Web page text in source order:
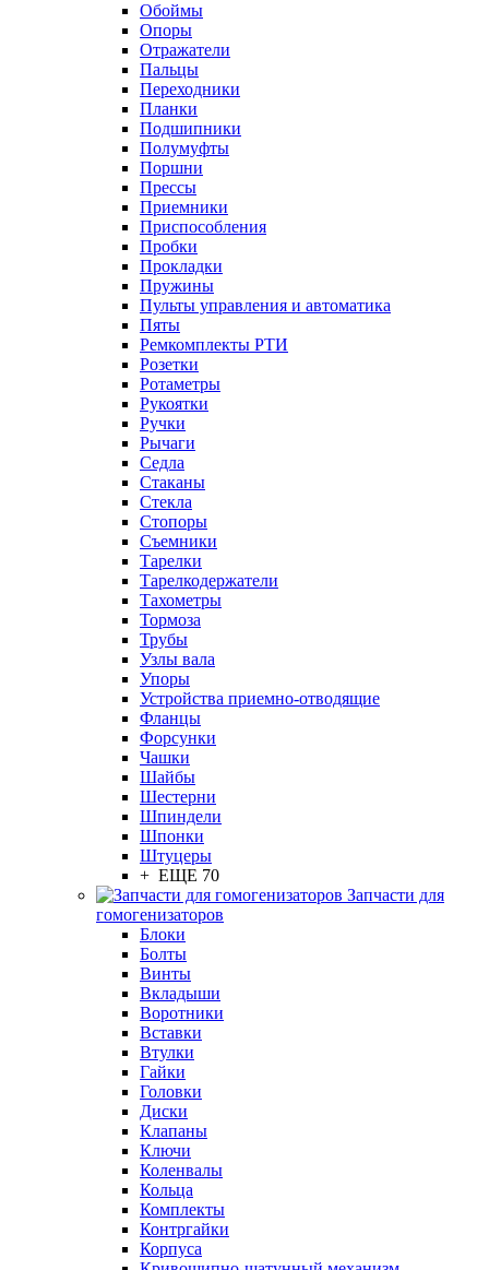
Обоймы
Опоры
Отражатели
Пальцы
Переходники
Планки
Подшипники
Полумуфты
Поршни
Прессы
Приемники
Приспособления
Пробки
Прокладки
Пружины
Пульты управления и автоматика
Пяты
Ремкомплекты РТИ
Розетки
Ротаметры
Рукоятки
Ручки
Рычаги
Седла
Стаканы
Стекла
Стопоры
Съемники
Тарелки
Тарелкодержатели
Тахометры
Тормоза
Трубы
Узлы вала
Упоры
Устройства приемно-отводящие
Фланцы
Форсунки
Чашки
Шайбы
Шестерни
Шпиндели
Шпонки
Штуцеры
+ ЕЩЕ 70
Запчасти для
гомогенизаторов
Блоки
Болты
Винты
Вкладыши
Воротники
Вставки
Втулки
Гайки
Головки
Диски
Клапаны
Ключи
Коленвалы
Кольца
Комплекты
Контргайки
Корпуса